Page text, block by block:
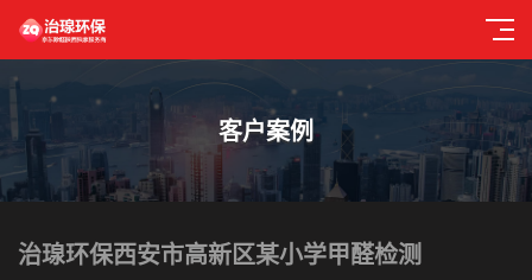
客户案例
治瑔环保西安市高新区某小学甲醛检测